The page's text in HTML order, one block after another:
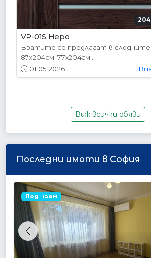
VP-01S Hepo
Вратите се предлагат в следните
87х204см. 77х204см...
01.05.2026
Виж всички обяви
Последни имоти в София
Previous
Под наем